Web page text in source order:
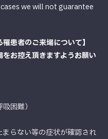
we will not guarantee
患者のご来場について】
お控え頂きますようお願い
困難）
まらない等の症状が確認され